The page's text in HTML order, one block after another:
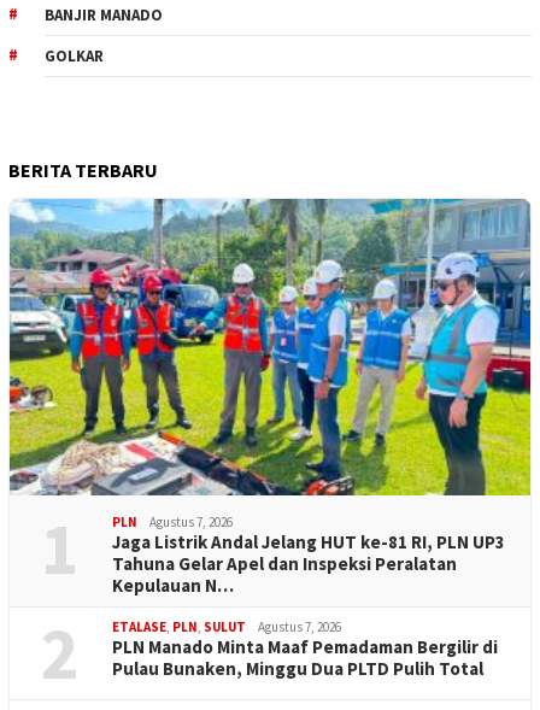
BANJIR MANADO
GOLKAR
BERITA TERBARU
1 PLN Agustus 7, 2026
Jaga Listrik Andal Jelang HUT ke-81 RI, PLN UP3
Tahuna Gelar Apel dan Inspeksi Peralatan
Kepulauan N…
2 ETALASE, PLN, SULUT Agustus 7, 2026
PLN Manado Minta Maaf Pemadaman Bergilir di
Pulau Bunaken, Minggu Dua PLTD Pulih Total